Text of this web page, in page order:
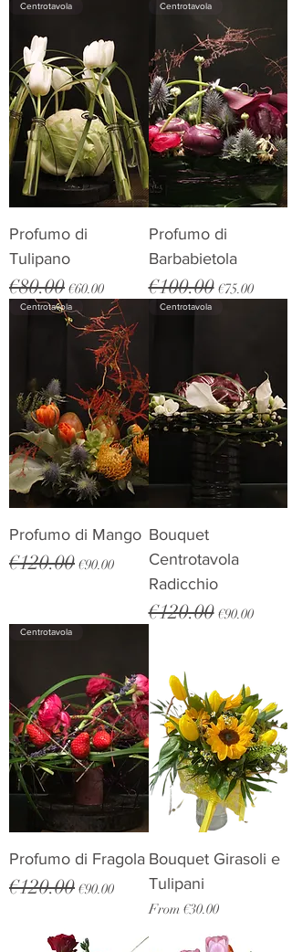
Centrotavola
Profumo di
Tulipano
Regular Price
€80.00 Sale Price
€60.00
Centrotavola
Profumo di
Barbabietola
Regular Price
€100.00 Sale Price
€75.00
Centrotavola
Profumo di Mango
Regular Price
€120.00 Sale Price
€90.00
Centrotavola
Bouquet
Centrotavola
Radicchio
Regular Price
€120.00 Sale Price
€90.00
Centrotavola
Profumo di Fragola
Regular Price
€120.00 Sale Price
€90.00
Bouquet Girasoli e
Tulipani
From €30.00
Sale Price